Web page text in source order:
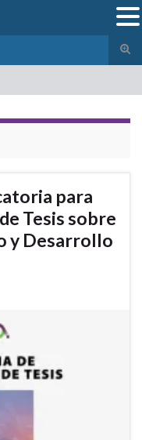
el
para
Tesis sobre
y Desarrollo